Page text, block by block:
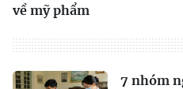
về mỹ phẩm
7 nhóm